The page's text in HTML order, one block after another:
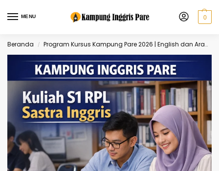
MENU 0
Beranda / Program Kursus Kampung Pare 2026 | English dan Arabic